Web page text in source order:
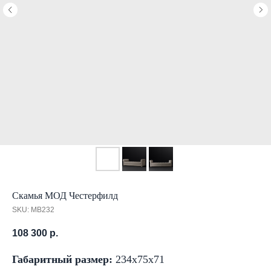
Скамья МОД Честерфилд
SKU: MB232
108 300 р.
Габаритный размер: 234x75x71